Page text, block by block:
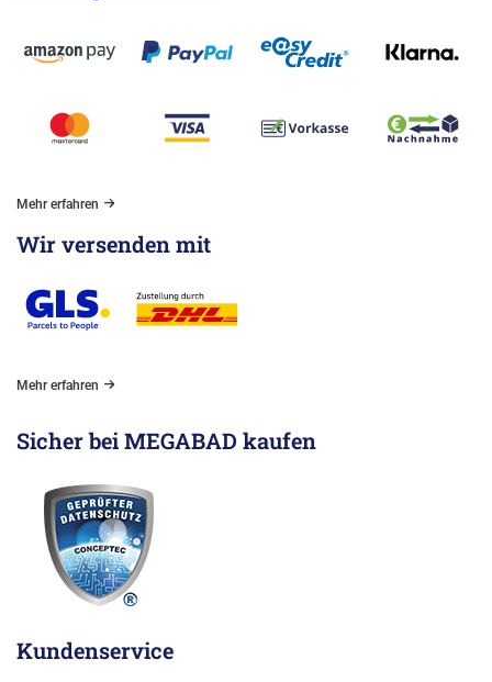
Mehr erfahren
Wir versenden mit
Mehr erfahren
Sicher bei MEGABAD kaufen
Kundenservice